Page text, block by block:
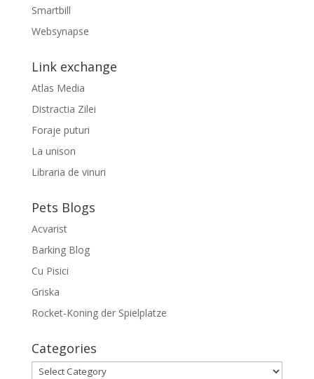
Smartbill
Websynapse
Link exchange
Atlas Media
Distractia Zilei
Foraje puturi
La unison
Libraria de vinuri
Pets Blogs
Acvarist
Barking Blog
Cu Pisici
Griska
Rocket-Koning der Spielplatze
Categories
Categories